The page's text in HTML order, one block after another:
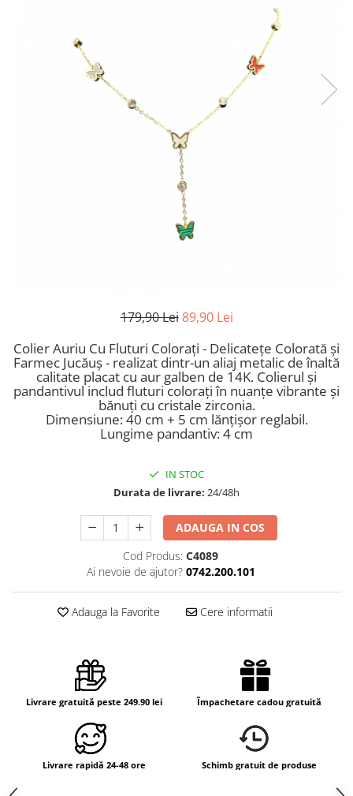
179,90 Lei 89,90 Lei
Colier Auriu Cu Fluturi Colorați - Delicatețe Colorată și
Farmec Jucăuș - realizat dintr-un aliaj metalic de înaltă
calitate placat cu aur galben de 14K. Colierul și
pandantivul includ fluturi colorați în nuanțe vibrante și
bănuți cu cristale zirconia.
Dimensiune: 40 cm + 5 cm lănțișor reglabil.
Lungime pandantiv: 4 cm
IN STOC
Durata de livrare: 24/48h
ADAUGA IN COS
Cod Produs: C4089
Ai nevoie de ajutor? 0742.200.101
Adauga la Favorite Cere informatii
Livrare gratuită peste 249.90 lei Împachetare cadou gratuită
Livrare rapidă 24-48 ore Schimb gratuit de produse